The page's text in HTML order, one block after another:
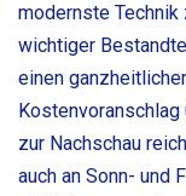
modernste
wichtiger
einen
zur Nachschau
auch an Sonn- und